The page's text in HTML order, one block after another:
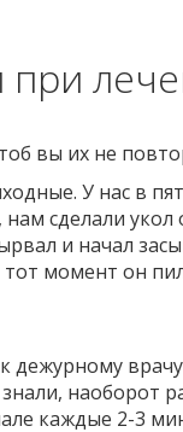
при
вы их не
У нас в
сделали укол
и начал
тот момент он
дежурному врачу
наоборот
каждые 2-3